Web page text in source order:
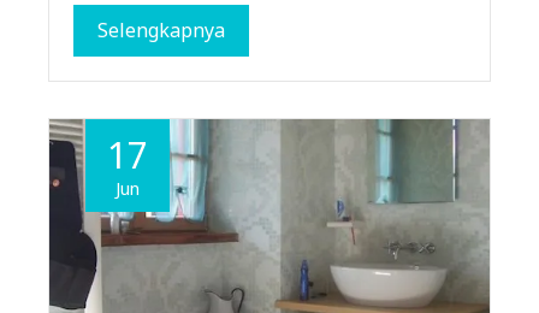
Selengkapnya
17
Jun